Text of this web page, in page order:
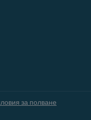
за полване